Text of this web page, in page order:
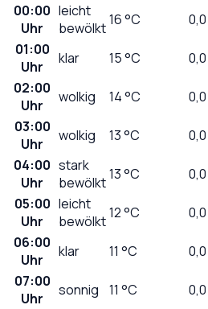
00:00
Uhr
leicht
bewölkt16°C 0,0
01:00
Uhr
klar 15°C 0,0
02:00
Uhr
wolkig 14°C 0,0
03:00
Uhr
wolkig 13°C 0,0
04:00
Uhr
stark
bewölkt13°C 0,0
05:00
Uhr
leicht
bewölkt12°C 0,0
06:00
Uhr
klar 11 °C 0,0
07:00
Uhr
sonnig 11 °C 0,0